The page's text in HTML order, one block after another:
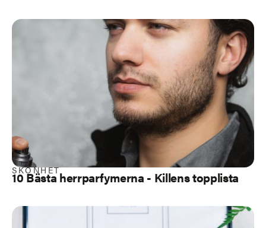
SKÖNHET
10 Bästa herrparfymerna - Killens topplista